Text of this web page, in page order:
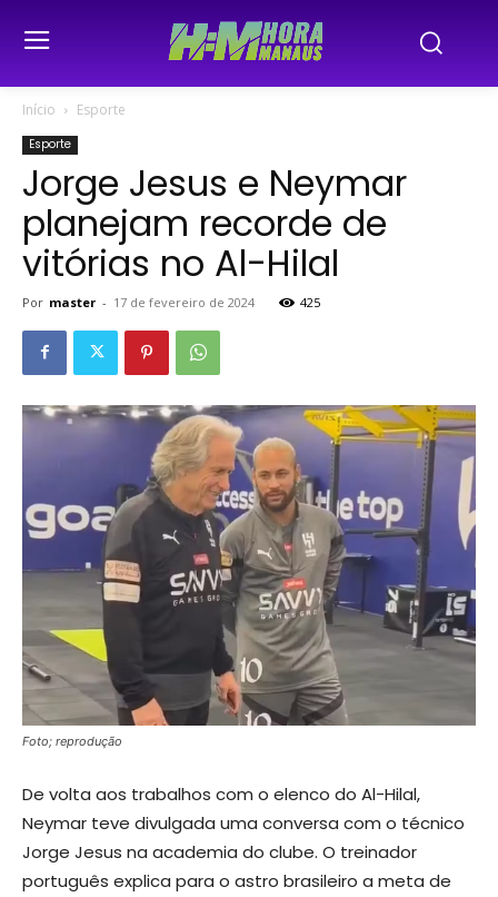
Início Esporte
Esporte
Jorge Jesus e Neymar
planejam recorde de
vitórias no Al-Hilal
Por master - 17 de fevereiro de 2024 425
Foto; reprodução
De volta aos trabalhos com o elenco do Al-Hilal,
Neymar teve divulgada uma conversa com o técnico
Jorge Jesus na academia do clube. O treinador
português explica para o astro brasileiro a meta de